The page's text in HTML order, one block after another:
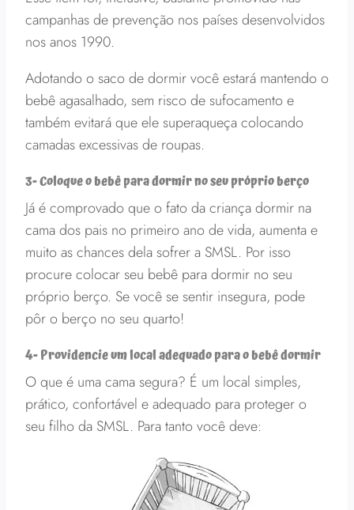
campanhas de prevenção nos países desenvolvidos
nos anos 1990.
Adotando o saco de dormir você estará mantendo o
bebê agasalhado, sem risco de sufocamento e
também evitará que ele superaqueça colocando
camadas excessivas de roupas.
3- Coloque o bebê para dormir no seu próprio berço
Já é comprovado que o fato da criança dormir na
cama dos pais no primeiro ano de vida, aumenta e
muito as chances dela sofrer a SMSL. Por isso
procure colocar seu bebê para dormir no seu
próprio berço. Se você se sentir insegura, pode
pôr o berço no seu quarto!
4- Providencie um local adequado para o bebê dormir
O que é uma cama segura? É um local simples,
prático, confortável e adequado para proteger o
seu filho da SMSL. Para tanto você deve: